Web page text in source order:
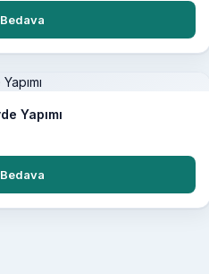
Yapımı